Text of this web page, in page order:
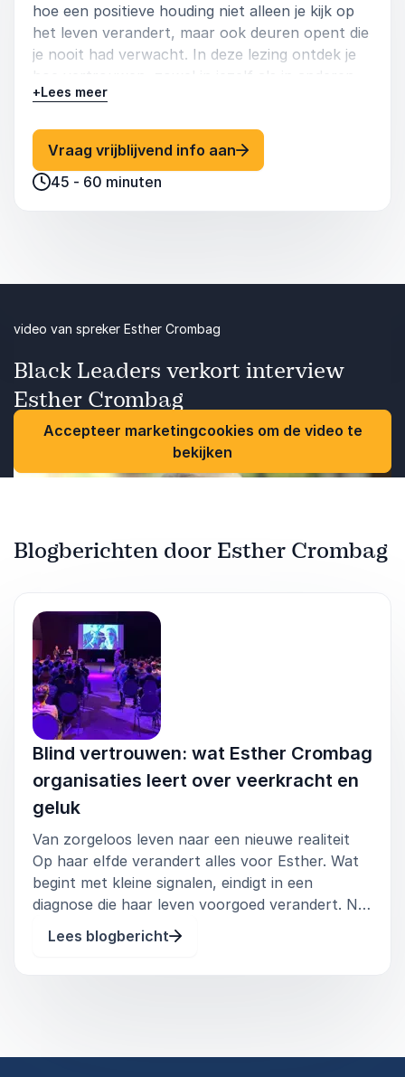
hoe een positieve houding niet alleen je kijk op
het leven verandert, maar ook deuren opent die
je nooit had verwacht. In deze lezing ontdek je
hoe vertrouwen, zowel in jezelf als in anderen,
de sleutel is tot het overwinnen van obstakels
inzichten en praktijkvoorbeelden laat Esther
zien dat voor iedereen, ongeacht hun
uitdagingen, nieuwe mogelijkheden binnen
+Lees meer
Vraag vrijblijvend info aan: Esther Crombag
45 - 60 minuten
Black Leaders verkort interview
Esther Crombag
video van spreker Esther Crombag
Accepteer marketingcookies om de video te
bekijken
Blogberichten door Esther Crombag
Blind vertrouwen: wat Esther Crombag
organisaties leert over veerkracht en
geluk
Van zorgeloos leven naar een nieuwe realiteit
Op haar elfde verandert alles voor Esther. Wat
begint met kleine signalen, eindigt in een
diagnose die haar leven voorgoed verandert. Na
een operatie wordt ze wakker in een wereld
zonder zicht. De impact is enorm, niet alleen
Lees blogbericht